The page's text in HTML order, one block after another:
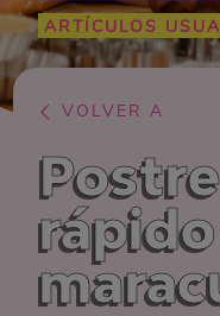
ARTÍCULOS
VOLVER A